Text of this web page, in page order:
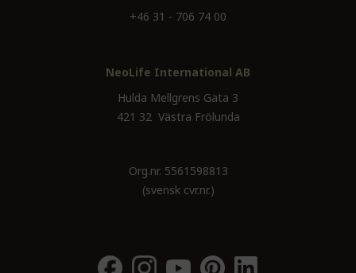
+46 31 - 706 74 00
NeoLife International AB
Hulda Mellgrens Gata 3
421 32 Västra Frölunda
Org.nr. 5561598813
(svensk cvr.nr.)